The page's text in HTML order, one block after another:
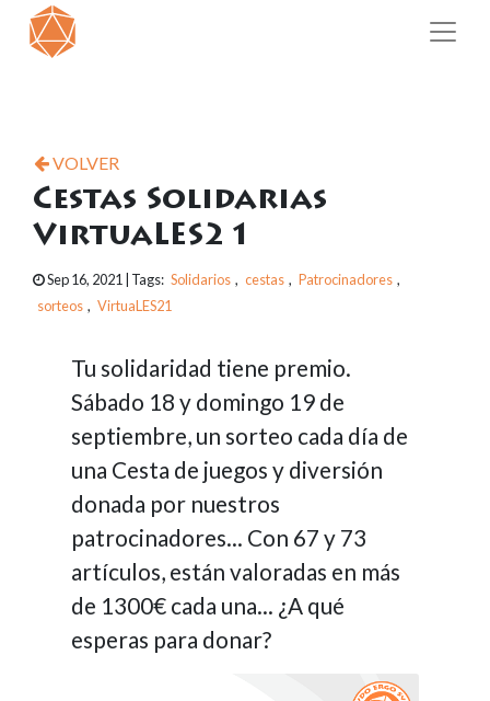
VOLVER
Cestas Solidarias
VirtuaLES21
Sep 16, 2021 | Tags: Solidarios , cestas , Patrocinadores ,
sorteos , VirtuaLES21
Tu solidaridad tiene premio.
Sábado 18 y domingo 19 de
septiembre, un sorteo cada día de
una Cesta de juegos y diversión
donada por nuestros
patrocinadores... Con 67 y 73
artículos, están valoradas en más
de 1300€ cada una... ¿A qué
esperas para donar?